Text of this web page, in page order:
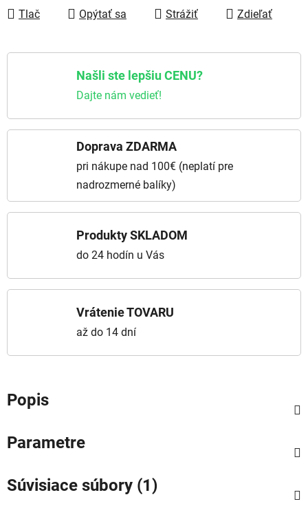
Tlač Opýtať sa Strážiť Zdieľať
Našli ste lepšiu CENU?
Dajte nám vedieť!
Doprava ZDARMA
pri nákupe nad 100€ (neplatí pre
nadrozmerné balíky)
Produkty SKLADOM
do 24 hodín u Vás
Vrátenie TOVARU
až do 14 dní
Popis
Parametre
Súvisiace súbory (1)